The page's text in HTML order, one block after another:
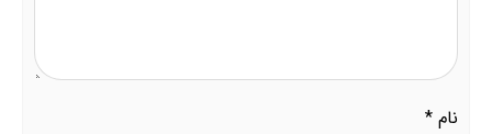
نام *